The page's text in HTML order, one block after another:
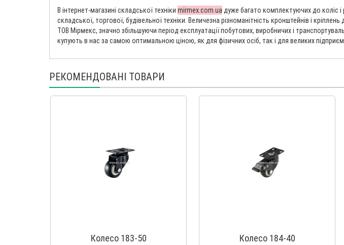
В інтернет-магазині складської техніки mirmex.com.ua дуже багато комплектуючих до коліс і
складської, торгової, будівельної техніки. Величезна різноманітність кронштейнів і
ТОВ Мірмекс, значно збільшуючи період експлуатації побутових, виробничих і
купують в нас за самою оптимальною ціною, як для фізичних осіб, так і для великих
РЕКОМЕНДОВАНІ ТОВАРИ
Колесо 183-50 Колесо 184-40